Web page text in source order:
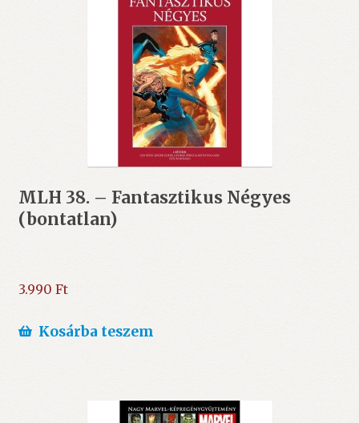
MLH 38. – Fantasztikus Négyes
(bontatlan)
3.990 Ft
Kosárba teszem